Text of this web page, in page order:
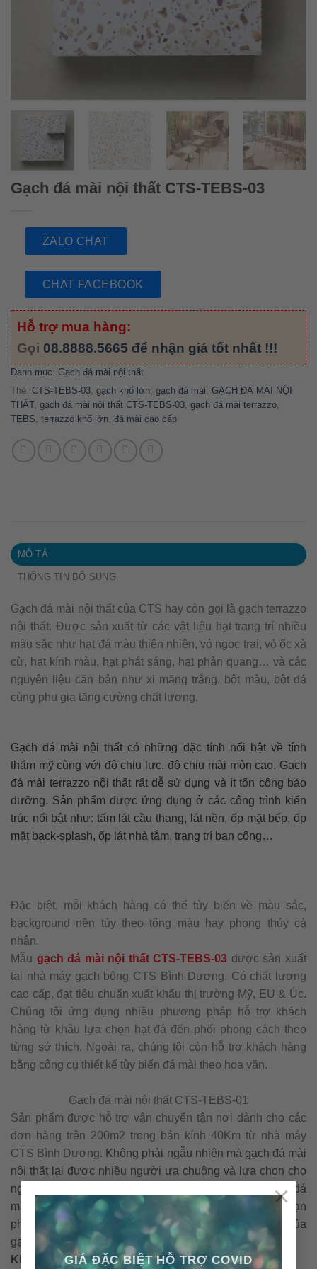
GIÁ ĐẶC BIỆT HỖ TRỢ COVID
×
Gạch đá mài nội thất CTS-TEBS-03
ZALO CHAT
CHAT FACEBOOK
Hỗ trợ mua hàng:
Gọi 08.8888.5665 để nhận giá tốt nhất !!!
Danh mục: Gạch đá mài nội thất
Thẻ: CTS-TEBS-03 gạch khổ lớn gạch đá mài GẠCH ĐÁ MÀI NỘI
THẤT, gạch đá mài nội thất CTS-TEBS-03 gạch đá mài terrazzo
TEBS terrazzo khổ lớn đá mài cao cấp
MÔ TẢ
THÔNG TIN BỔ SUNG
Gạch đá mài nội thất của CTS hay còn gọi là gạch terrazzo
nội thất. Được sản xuất từ các vật liệu hạt trang trí nhiều
màu sắc như hạt đá màu thiên nhiên, vỏ ngọc trai, vỏ ốc xà
cừ, hạt kính màu, hạt phát sáng, hạt phản quang… và các
nguyên liệu căn bản như xi măng trắng, bột màu, bột đá
cùng phụ gia tăng cường chất lượng.
Gạch đá mài nội thất có những đặc tính nổi bật về tính
thẩm mỹ cùng với độ chịu lực, độ chịu mài mòn cao. Gạch
đá mài terrazzo nội thất rất dễ sử dụng và ít tốn công bảo
dưỡng. Sản phẩm được ứng dụng ở các công trình kiến
trúc nổi bật như: tấm lát cầu thang, lát nền, ốp mặt bếp, ốp
mặt back-splash, ốp lát nhà tắm, trang trí ban công…
Đặc biệt, mỗi khách hàng có thể tùy biến về màu sắc,
background nền tùy theo tông màu hay phong thủy cá
nhân.
Mẫu gạch đá mài nội thất CTS-TEBS-03 được sản xuất
tại nhà máy gạch bông CTS Bình Dương. Có chất lượng
cao cấp, đạt tiêu chuẩn xuất khẩu thị trường Mỹ, EU & Úc.
Chúng tôi ứng dụng nhiều phương pháp hỗ trợ khách
hàng từ khâu lựa chọn hạt đá đến phối phong cách theo
từng sở thích. Ngoài ra, chúng tôi còn hỗ trợ khách hàng
bằng công cụ thiết kế tùy biến đá mài theo hoa văn.
Gạch đá mài nội thất CTS-TEBS-01
Sản phẩm được hỗ trợ vận chuyển tận nơi dành cho các
đơn hàng trên 200m2 trong bán kính 40Km từ nhà máy
CTS Bình Dương. Không phải ngẫu nhiên mà gạch đá mài
nội thất lại được nhiều người ưa chuộng và lựa chọn cho
ngôi nhà của mình. Sở hữu nhiều ưu điểm nổi bật, gạch đá
mài chính là một vật liệu nên sử dụng & không khiến bạn
phải thất vọng khi lựa chọn. Những ưu điểm nổi bật của
gạch bông đá mài có thể kể đến như:
Khả năng chịu lực cao